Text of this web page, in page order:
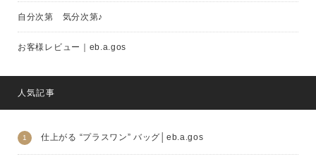
自分次第 気分次第♪
お客様レビュー｜eb.a.gos
人気記事
仕上がる “プラスワン” バッグ│eb.a.gos